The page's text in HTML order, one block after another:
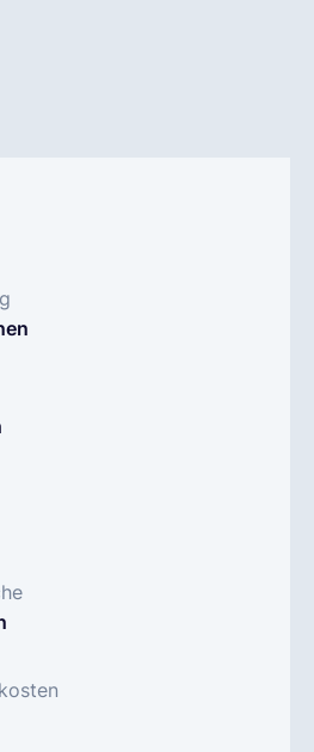
buchen
& Payroll
Management